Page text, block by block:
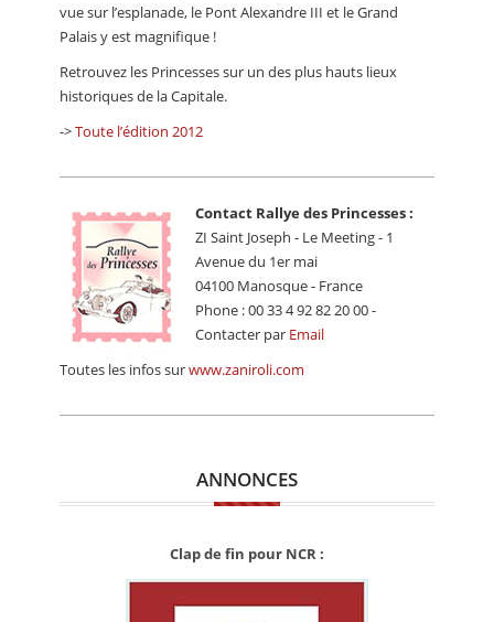
vue sur l’esplanade, le Pont Alexandre III et le Grand
Palais y est magnifique !
Retrouvez les Princesses sur un des plus hauts lieux
historiques de la Capitale.
->Toute l’édition 2012
Contact Rallye des Princesses :
ZI Saint Joseph - Le Meeting - 1
Avenue du 1er mai
04100 Manosque - France
Phone : 00 33 4 92 82 20 00 -
Contacter par Email
Toutes les infos surwww.zaniroli.com
ANNONCES
Clap de fin pour NCR :